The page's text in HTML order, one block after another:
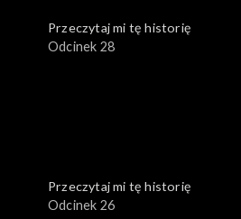
Przeczytaj mi tę historię
Odcinek 28
Przeczytaj mi tę historię
Odcinek 26